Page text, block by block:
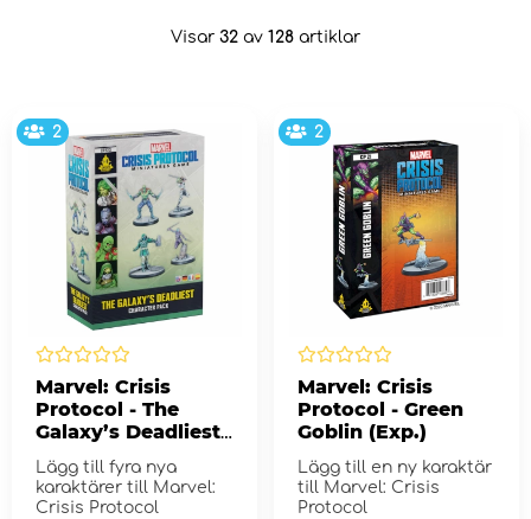
Visar 32 av 128 artiklar
2
Marvel: Crisis
Protocol - The
Galaxy’s Deadliest
(Exp.)
Lägg till fyra nya
karaktärer till Marvel:
Crisis Protocol
2
Marvel: Crisis
Protocol - Green
Goblin (Exp.)
Lägg till en ny karaktär
till Marvel: Crisis
Protocol